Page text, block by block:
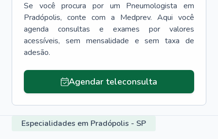
Se você procura por um Pneumologista
em
Pradópolis, conte com a Medprev. Aqui você
agenda consultas e exames por valores
acessíveis, sem mensalidade e sem taxa de
adesão.
Agendar teleconsulta
Especialidades em Pradópolis - SP